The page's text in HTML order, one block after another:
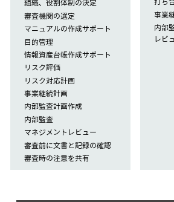
組織、役割体制の決定
審査機関の選定
マニュアルの作成サポート
目的管理
情報資産台帳作成サポート
リスク評価
リスク対応計画
事業継続計画
内部監査計画作成
内部監査
マネジメントレビュー
審査前に文書と記録の確認
審査時の注意を共有
事業
内部
レビ